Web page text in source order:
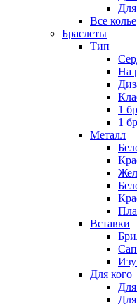
Все колье
Браслеты
Тип
На
1
1
Металл
Вставки
Для кого